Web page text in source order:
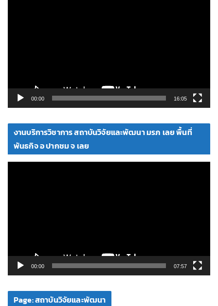
ดี
00:00 16:05
งานบริการวิชาการ สถาบันวิจัยและพัฒนา มรภ เลย พื้นที่
พันธกิจ อ ปากชม จ เลย
ดี
00:00 07:57
Page: สถาบันวิจัยและพัฒนา